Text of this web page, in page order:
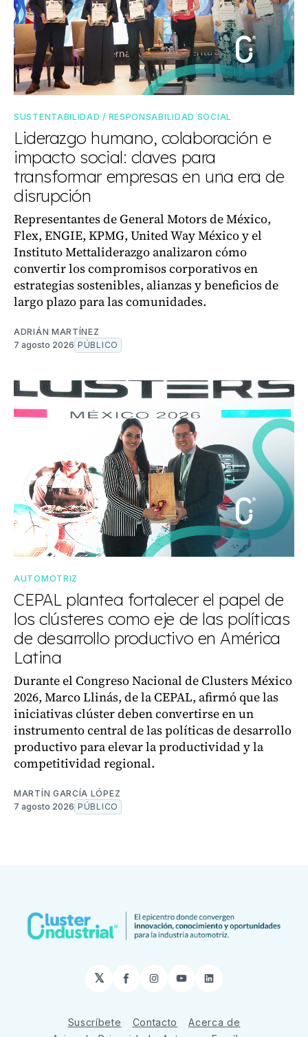
SUSTENTABILIDAD / RESPONSABILIDAD SOCIAL
Liderazgo humano, colaboración e
impacto social: claves para
transformar empresas en una era de
disrupción
Representantes de General Motors de México,
Flex, ENGIE, KPMG, United Way México y el
Instituto Mettaliderazgo analizaron cómo
convertir los compromisos corporativos en
estrategias sostenibles, alianzas y beneficios de
largo plazo para las comunidades.
ADRIÁN MARTÍNEZ
7 agosto 2026 PÚBLICO
AUTOMOTRIZ
CEPAL plantea fortalecer el papel de
los clústeres como eje de las políticas
de desarrollo productivo en América
Latina
Durante el Congreso Nacional de Clusters México
2026, Marco Llinás, de la CEPAL, afirmó que las
iniciativas clúster deben convertirse en un
instrumento central de las políticas de desarrollo
productivo para elevar la productividad y la
competitividad regional.
MARTÍN GARCÍA LÓPEZ
7 agosto 2026 PÚBLICO
𝕏 Facebook
Instagram
YouTubeLinkedIn
Suscríbete Contacto
Acerca de